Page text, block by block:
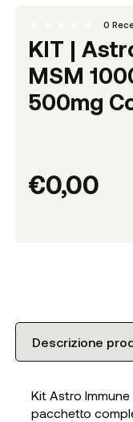
KIT |
MSM
500mg
0
€0,00
Descrizione
Kit Astro Immune
pacchetto